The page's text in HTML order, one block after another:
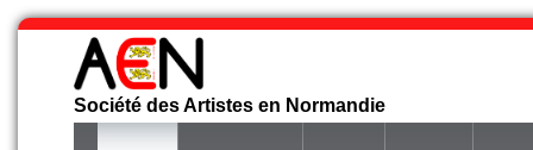
Société des Artistes en Normandie